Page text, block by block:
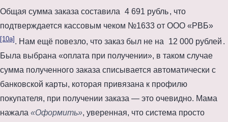
Общая сумма заказа составила 4 691 рубль , что
подтверждается кассовым чеком №1633 от ООО «РВБ»
[10a] . Нам ещё повезло, что заказ был не на 12 000 рублей .
Была выбрана «оплата при получении», в таком случае
сумма полученного заказа списывается автоматически с
банковской карты, которая привязана к профилю
покупателя, при получении заказа — это очевидно. Мама
нажала «Оформить», уверенная, что система просто